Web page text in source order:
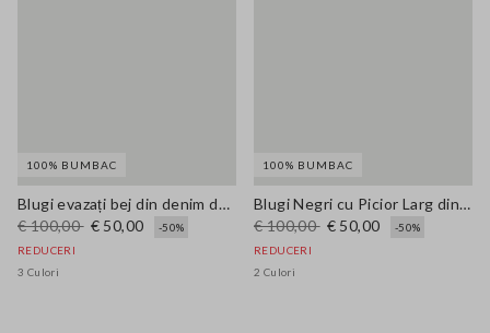
100% BUMBAC
Blugi evazați bej din denim de bumbac pur, croi regular fit cu picior larg
€ 100,00 € 50,00
-50%
REDUCERI
3 Culori
100% BUMBAC
Blugi Negri cu Picior Larg din Bumbac Pur
€ 100,00 € 50,00
-50%
REDUCERI
2 Culori